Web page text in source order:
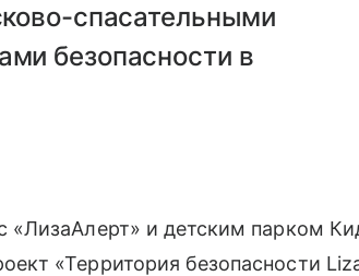
спасательными
безопасности в
«ЛизаАлерт» и детским парком
«Территория безопасности